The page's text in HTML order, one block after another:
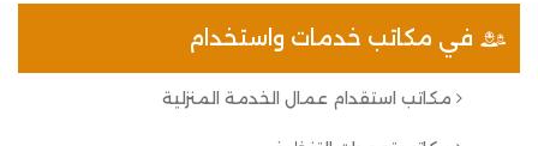
في مكاتب خدمات واستخدام
مكاتب استقدام عمال الخدمة المنزلية